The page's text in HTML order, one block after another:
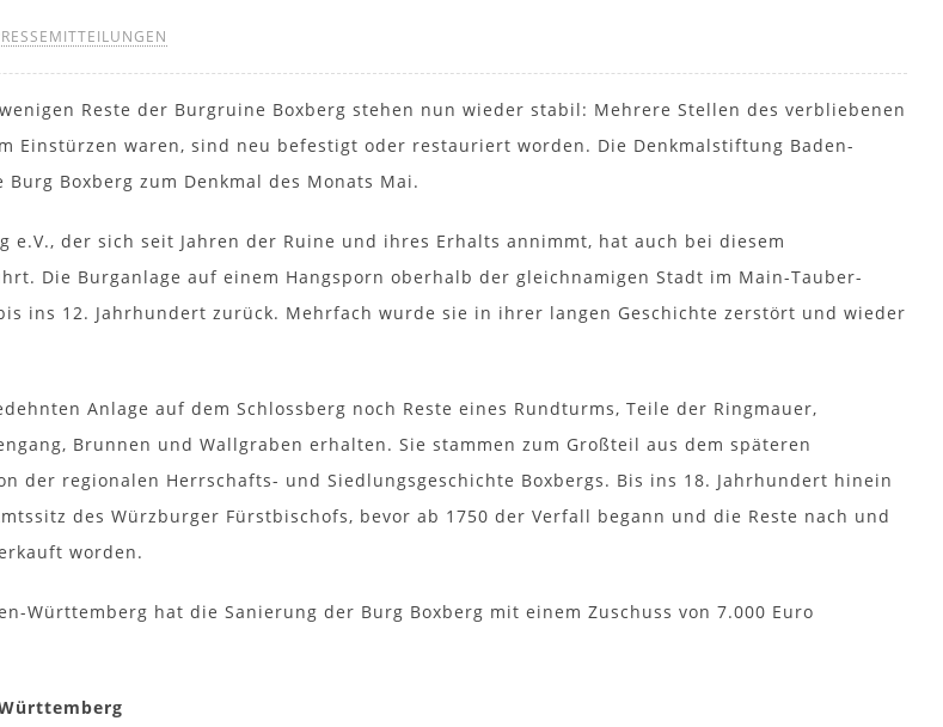
Reste der Burgruine Boxberg stehen nun wieder stabil: Mehrere Stellen des verbliebenen
Einstürzen waren, sind neu befestigt oder restauriert worden. Die Denkmalstiftung Baden-
Boxberg zum Denkmal des Monats Mai.
e.V., der sich seit Jahren der Ruine und ihres Erhalts annimmt, hat auch bei diesem
Die Burganlage auf einem Hangsporn oberhalb der gleichnamigen Stadt im Main-Tauber-
ins 12. Jahrhundert zurück. Mehrfach wurde sie in ihrer langen Geschichte zerstört und wieder
Anlage auf dem Schlossberg noch Reste eines Rundturms, Teile der Ringmauer,
Brunnen und Wallgraben erhalten. Sie stammen zum Großteil aus dem späteren
der regionalen Herrschafts- und Siedlungsgeschichte Boxbergs. Bis ins 18. Jahrhundert hinein
des Würzburger Fürstbischofs, bevor ab 1750 der Verfall begann und die Reste nach und
worden.
Württemberg hat die Sanierung der Burg Boxberg mit einem Zuschuss von 7.000 Euro